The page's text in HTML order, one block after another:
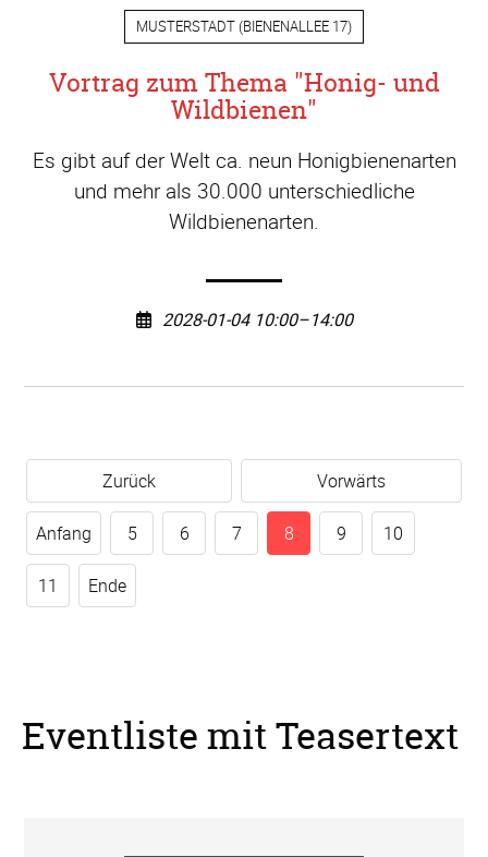
MUSTERSTADT (BIENENALLEE 17)
Vortrag zum Thema "Honig- und
Wildbienen"
Es gibt auf der Welt ca. neun Honigbienenarten
und mehr als 30.000 unterschiedliche
Wildbienenarten.
2028-01-04 10:00–14:00
Zurück Vorwärts
Anfang 5 6 7 8 9 10
11 Ende
Eventliste mit Teasertext